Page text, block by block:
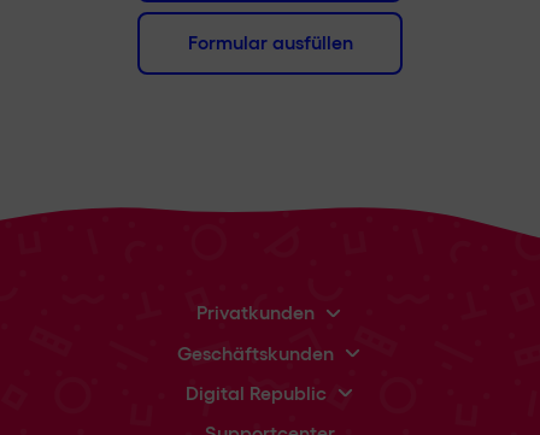
Formular ausfüllen
Privatkunden
Geschäftskunden
Digital Republic